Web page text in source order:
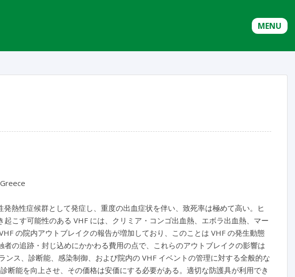
MENU
熱性症候群として発症し、重度の出血症状を伴い、致死率は極めて高い。ヒ
こす可能性のある VHF には、クリミア・コンゴ出血熱、エボラ出血熱、マー
の院内アウトブレイクの報告が増加しており、このことは VHF の発生動態
の追跡・封じ込めにかかわる費用の点で、これらのアウトブレイクの影響は
ス、診断能、感染制御、および院内の VHF イベントの管理に対する全般的な
断能を向上させ、その価格は安価にする必要がある。適切な防護具が利用でき